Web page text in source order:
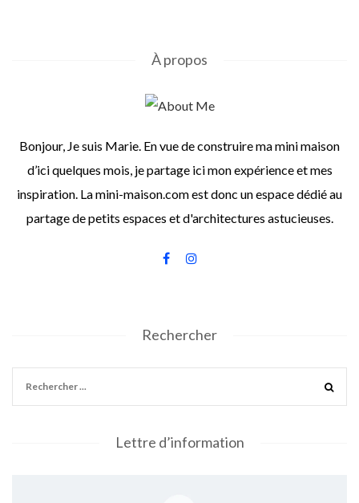
À propos
Bonjour, Je suis Marie. En vue de construire ma mini maison
d’ici quelques mois, je partage ici mon expérience et mes
inspiration. La mini-maison.com est donc un espace dédié au
partage de petits espaces et d'architectures astucieuses.
Rechercher
Lettre d’information